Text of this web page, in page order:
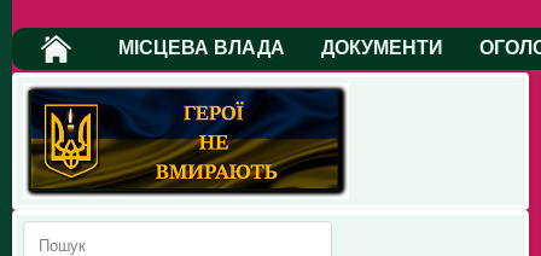
МІСЦЕВА ВЛАДА ДОКУМЕНТИ